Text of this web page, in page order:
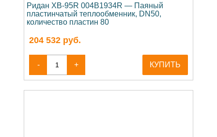
Ридан XB-95R 004B1934R — Паяный
пластинчатый теплообменник, DN50,
количество пластин 80
204 532 руб.
- + КУПИТЬ